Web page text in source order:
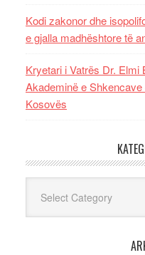
Kodi zakonor dhe
e gjalla madhështore të
Kryetari i Vatrës Dr.
Akademinë e
Kosovës